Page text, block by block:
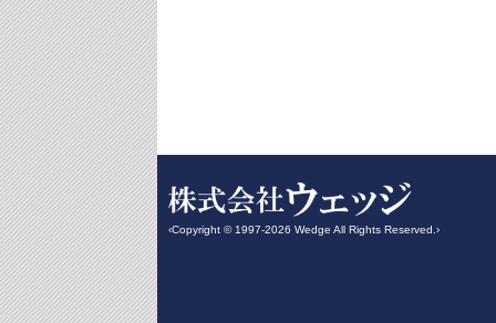
‹Copyright © 1997-2026 Wedge All Rights Reserved.›